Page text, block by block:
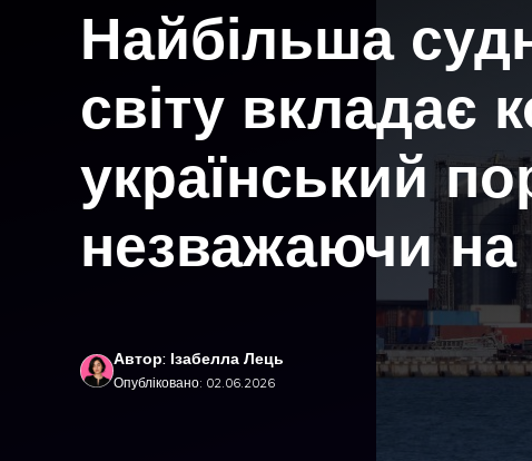
Найбільша
світу вкладає
український
незважаючи на
Автор: Ізабелла Лець
Опубліковано: 02.06.2026